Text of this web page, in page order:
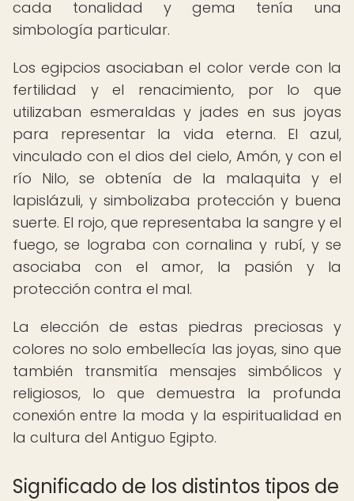
cada tonalidad y gema tenía una
simbología particular.
Los egipcios asociaban el color verde con la
fertilidad y el renacimiento, por lo que
utilizaban esmeraldas y jades en sus joyas
para representar la vida eterna. El azul,
vinculado con el dios del cielo, Amón, y con el
río Nilo, se obtenía de la malaquita y el
lapislázuli, y simbolizaba protección y buena
suerte. El rojo, que representaba la sangre y el
fuego, se lograba con cornalina y rubí, y se
asociaba con el amor, la pasión y la
protección contra el mal.
La elección de estas piedras preciosas y
colores no solo embellecía las joyas, sino que
también transmitía mensajes simbólicos y
religiosos, lo que demuestra la profunda
conexión entre la moda y la espiritualidad en
la cultura del Antiguo Egipto.
Significado de los distintos tipos de